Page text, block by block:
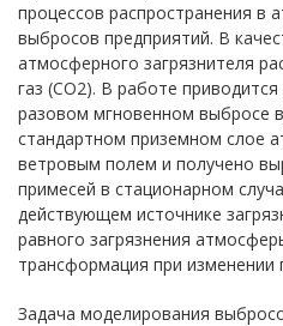
процессов распространения в
выбросов предприятий. В
атмосферного загрязнителя
газ (CO2). В работе
разовом мгновенном выбросе
стандартном приземном слое
ветровым полем и получено
примесей в стационарном
действующем источнике
равного загрязнения
трансформация при изменении
Задача моделирования